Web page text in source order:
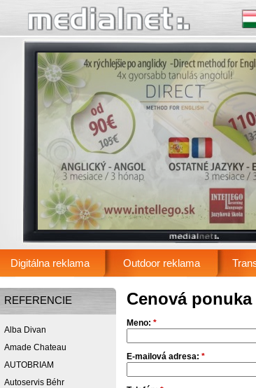
Cenová ponuka
Meno: *
E-mailová adresa: *
Main menu
Digitálna reklama Outdoor reklama
REFERENCIE
Alba Divan
Amade Chateau
AUTOBRIAM
Autoservis Béhr